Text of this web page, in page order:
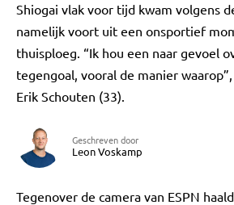
Shiogai vlak voor tijd kwam volgens
namelijk voort uit een onsportief
thuisploeg. “Ik hou een naar gevoel
tegengoal, vooral de manier
Erik Schouten (33).
Geschreven door
Leon Voskamp
Tegenover de camera van ESPN